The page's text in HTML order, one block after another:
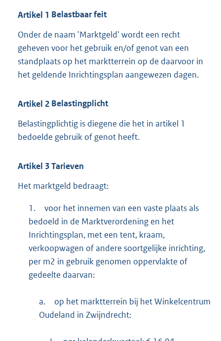
Artikel 1 Belastbaar feit
Onder de naam 'Marktgeld' wordt een recht
geheven voor het gebruik en/of genot van een
standplaats op het marktterrein op de daarvoor in
het geldende Inrichtingsplan aangewezen dagen.
Artikel 2 Belastingplicht
Belastingplichtig is diegene die het in artikel 1
bedoelde gebruik of genot heeft.
Artikel 3Tarieven
Het marktgeld bedraagt:
1.
voor het innemen van een vaste plaats als
bedoeld in de Marktverordening en het
Inrichtingsplan, met een tent, kraam,
verkoopwagen of andere soortgelijke inrichting,
per m2 in gebruik genomen oppervlakte of
gedeelte daarvan:
a.
op het marktterrein bij het Winkelcentrum
Oudeland in Zwijndrecht: